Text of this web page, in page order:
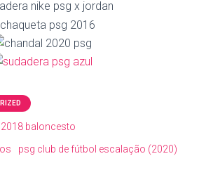
baloncesto
psg club de fútbol escalação (2020)